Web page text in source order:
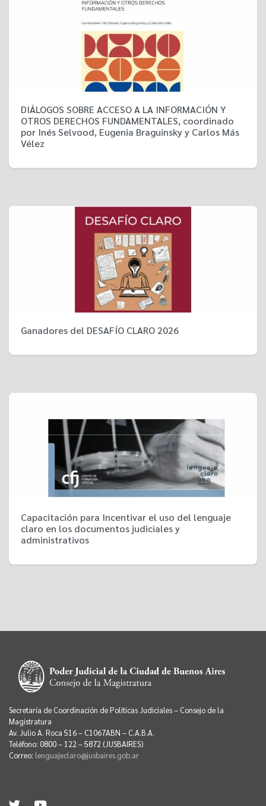
DIÁLOGOS SOBRE ACCESO A LA INFORMACIÓN Y
OTROS DERECHOS FUNDAMENTALES, coordinado
por Inés Selvood, Eugenia Braguinsky y Carlos Más
Vélez
Ganadores del DESAFÍO CLARO 2026
Capacitación para Incentivar el uso del lenguaje
claro en los documentos judiciales y
administrativos
Secretaría de Coordinación de Políticas Judiciales – Consejo de la
Magistratura
Av. Julio A. Roca 516 – C1067ABN – C.A.B.A.
Teléfono: 0800 – 122 – 5872 (JUSBAIRES)
Correo: lenguajeclaro@jusbaires.gob.ar